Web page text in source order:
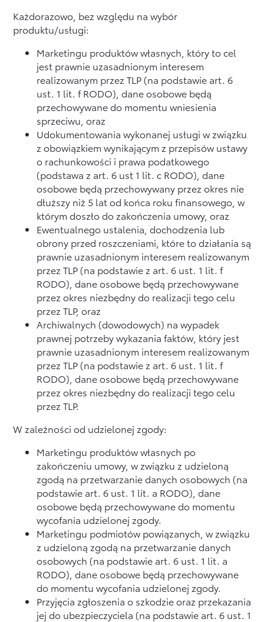
Każdorazowo, bez względu na wybór
produktu/usługi:
Marketingu produktów własnych, który to cel
jest prawnie uzasadnionym interesem
realizowanym przez TLP (na podstawie art. 6
ust. 1 lit. f RODO), dane osobowe będą
przechowywane do momentu wniesienia
sprzeciwu, oraz
Udokumentowania wykonanej usługi w związku
z obowiązkiem wynikającym z przepisów ustawy
o rachunkowości i prawa podatkowego
(podstawa z art. 6 ust 1 lit. c RODO), dane
osobowe będą przechowywany przez okres nie
dłuższy niż 5 lat od końca roku finansowego, w
którym doszło do zakończenia umowy, oraz
Ewentualnego ustalenia, dochodzenia lub
obrony przed roszczeniami, które to działania są
prawnie uzasadnionym interesem realizowanym
przez TLP (na podstawie z art. 6 ust. 1 lit. f
RODO), dane osobowe będą przechowywane
przez okres niezbędny do realizacji tego celu
przez TLP, oraz
Archiwalnych (dowodowych) na wypadek
prawnej potrzeby wykazania faktów, który jest
prawnie uzasadnionym interesem realizowanym
przez TLP (na podstawie z art. 6 ust. 1 lit. f
RODO), dane osobowe będą przechowywane
przez okres niezbędny do realizacji tego celu
przez TLP.
W zależności od udzielonej zgody:
Marketingu produktów własnych po
zakończeniu umowy, w związku z udzieloną
zgodą na przetwarzanie danych osobowych (na
podstawie art. 6 ust. 1 lit. a RODO), dane
osobowe będą przechowywane do momentu
wycofania udzielonej zgody.
Marketingu podmiotów powiązanych, w związku
z udzieloną zgodą na przetwarzanie danych
osobowych (na podstawie art. 6 ust. 1 lit. a
RODO), dane osobowe będą przechowywane
do momentu wycofania udzielonej zgody.
Przyjęcia zgłoszenia o szkodzie oraz przekazania
jej do ubezpieczyciela (na podstawie art. 6 ust. 1